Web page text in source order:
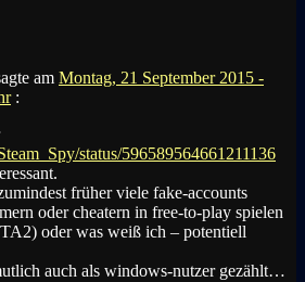
am Montag, 21 September 2015 -
:
status/596589564661211136
früher viele fake-accounts
oder cheatern in free-to-play spielen
oder was weiß ich – potentiell
auch als windows-nutzer gezählt…